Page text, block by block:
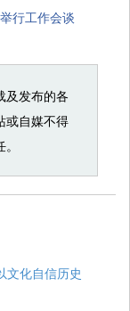
行工作会谈
及发布的各
或自媒不得
文化自信历史